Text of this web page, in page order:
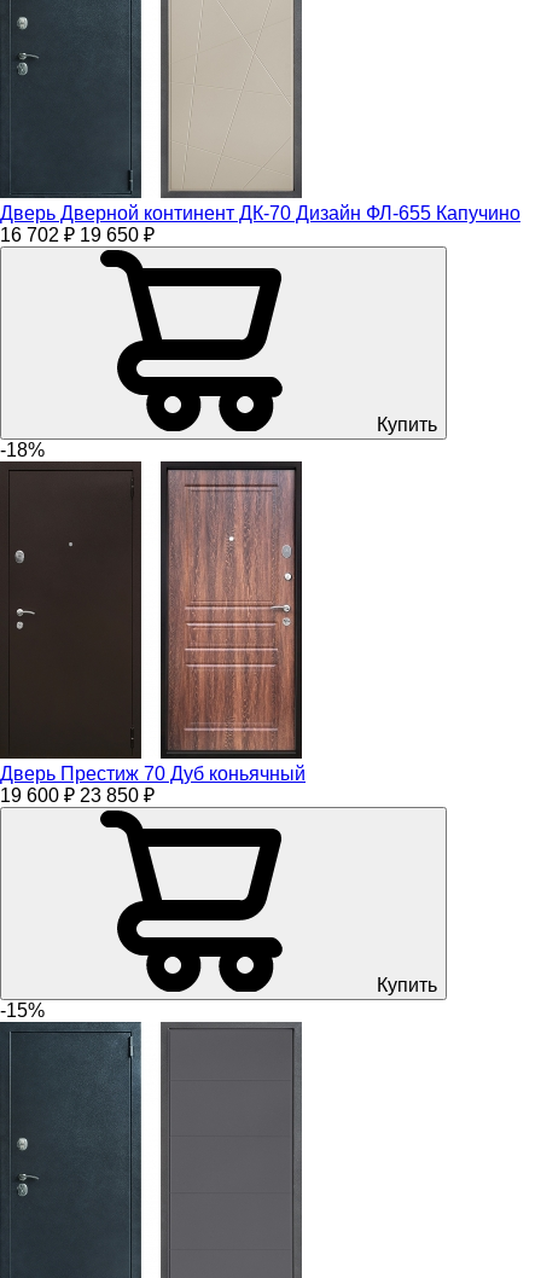
Дверь Дверной континент ДК-70 Дизайн ФЛ-655 Капучино
16 702 ₽ 19 650 ₽
Купить
-18%
Дверь Престиж 70 Дуб коньячный
19 600 ₽ 23 850 ₽
Купить
-15%